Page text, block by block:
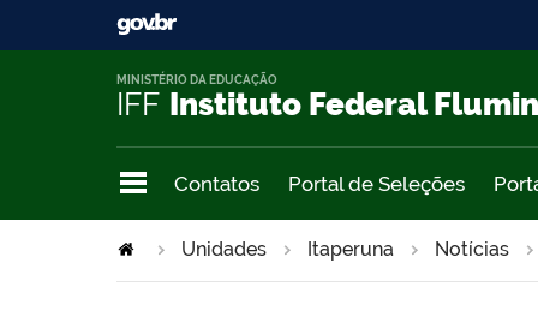
IFF Instituto Federal
MINISTÉRIO DA EDUCAÇÃO
Contatos Portal de Seleções
Unidades Itaperuna Notícias